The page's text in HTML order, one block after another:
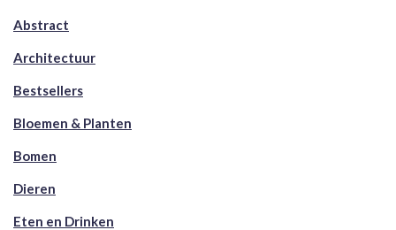
Abstract
Architectuur
Bestsellers
Bloemen & Planten
Bomen
Dieren
Eten en Drinken